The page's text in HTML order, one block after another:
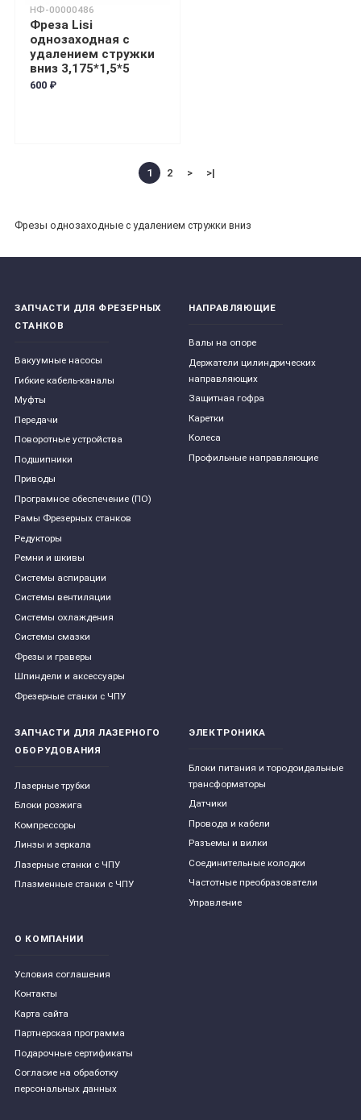
НФ-00000486
Фреза Lisi
однозаходная с
удалением стружки
вниз 3,175*1,5*5
600 ₽
1 2 > >|
Фрезы однозаходные с удалением стружки вниз
ЗАПЧАСТИ ДЛЯ ФРЕЗЕРНЫХ
СТАНКОВ
Вакуумные насосы
Гибкие кабель-каналы
Муфты
Передачи
Поворотные устройства
Подшипники
Приводы
Програмное обеспечение (ПО)
Рамы Фрезерных станков
Редукторы
Ремни и шкивы
Системы аспирации
Системы вентиляции
Системы охлаждения
Системы смазки
Фрезы и граверы
Шпиндели и аксессуары
Фрезерные станки с ЧПУ
НАПРАВЛЯЮЩИЕ
Валы на опоре
Держатели цилиндрических
направляющих
Защитная гофра
Каретки
Колеса
Профильные направляющие
ЗАПЧАСТИ ДЛЯ ЛАЗЕРНОГО
ОБОРУДОВАНИЯ
Лазерные трубки
Блоки розжига
Компрессоры
Линзы и зеркала
Лазерные станки с ЧПУ
Плазменные станки с ЧПУ
ЭЛЕКТРОНИКА
Блоки питания и тородоидальные
трансформаторы
Датчики
Провода и кабели
Разъемы и вилки
Соединительные колодки
Частотные преобразователи
Управление
О КОМПАНИИ
Условия соглашения
Контакты
Карта сайта
Партнерская программа
Подарочные сертификаты
Согласие на обработку
персональных данных